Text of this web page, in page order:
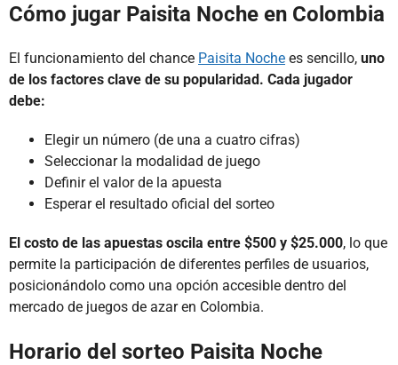
Cómo jugar Paisita Noche en Colombia
El funcionamiento del chance Paisita Noche es sencillo, uno
de los factores clave de su popularidad. Cada jugador
debe:
Elegir un número (de una a cuatro cifras)
Seleccionar la modalidad de juego
Definir el valor de la apuesta
Esperar el resultado oficial del sorteo
El costo de las apuestas oscila entre $500 y $25.000, lo que
permite la participación de diferentes perfiles de usuarios,
posicionándolo como una opción accesible dentro del
mercado de juegos de azar en Colombia.
Horario del sorteo Paisita Noche